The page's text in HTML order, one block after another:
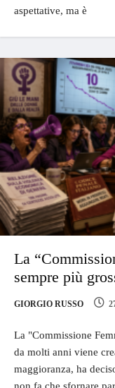
aspettative, ma è
La
sempre più
GIORGIO RUSSO
La "Commissione
da molti anni viene
maggioranza, ha